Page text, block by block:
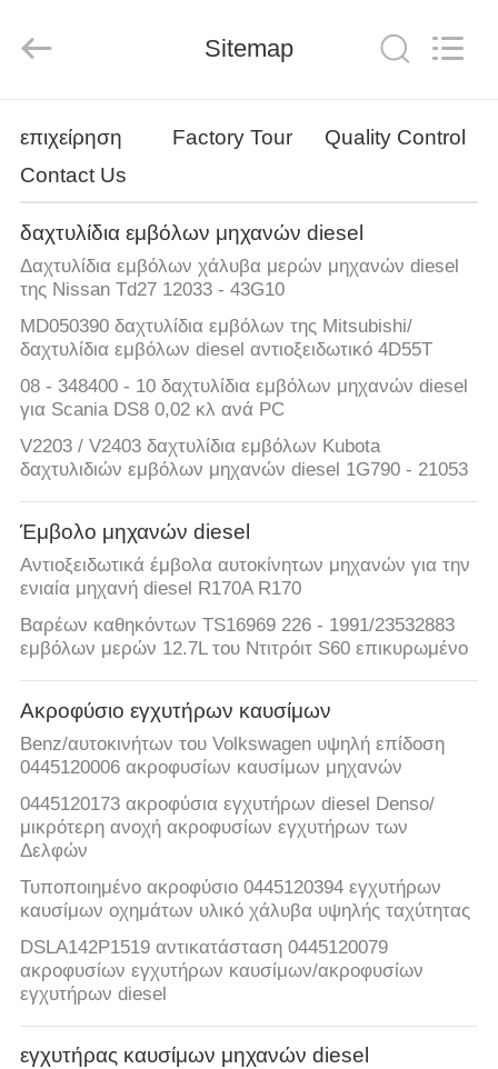
ΣΕΛΊΔΑ
ΠΡΟΪΌΝΤΑ
ΣΧΕΤΙΚΆ
ΜΕ
ΕΜΆΣ
ΕΡΓΟΣΤΆΣΙΟ
ΠΕΡΙΉΓΗΣΗ
ΠΟΙΟΤΙΚΌΣ
ΈΛΕΓΧΟΣ
ΕΠΙΚΟΙΝΩΝΉΣΤΕ
ΜΑΖΊ
ΜΑΣ
ΖΗΤΉΣΤΕ
ΈΝΑ
ΑΠΌΣΠΑΣΜΑ
SITEMAP
PRIVACY
POLICY
Management
Services
Sitemap
επιχείρηση Factory Tour
Quality Control
Contact Us
δαχτυλίδια εμβόλων μηχανών diesel
Δαχτυλίδια εμβόλων χάλυβα μερών μηχανών diesel
της Nissan Td27 12033 - 43G10
MD050390 δαχτυλίδια εμβόλων της Mitsubishi/
δαχτυλίδια εμβόλων diesel αντιοξειδωτικό 4D55T
08 - 348400 - 10 δαχτυλίδια εμβόλων μηχανών diesel
για Scania DS8 0,02 κλ ανά PC
V2203 / V2403 δαχτυλίδια εμβόλων Kubota
δαχτυλιδιών εμβόλων μηχανών diesel 1G790 - 21053
Έμβολο μηχανών diesel
Αντιοξειδωτικά έμβολα αυτοκίνητων μηχανών για την
ενιαία μηχανή diesel R170A R170
Βαρέων καθηκόντων TS16969 226 - 1991/23532883
εμβόλων μερών 12.7L του Ντιτρόιτ S60 επικυρωμένο
Ακροφύσιο εγχυτήρων καυσίμων
Benz/αυτοκινήτων του Volkswagen υψηλή επίδοση
0445120006 ακροφυσίων καυσίμων μηχανών
0445120173 ακροφύσια εγχυτήρων diesel Denso/
μικρότερη ανοχή ακροφυσίων εγχυτήρων των
Δελφών
Τυποποιημένο ακροφύσιο 0445120394 εγχυτήρων
καυσίμων οχημάτων υλικό χάλυβα υψηλής ταχύτητας
DSLA142P1519 αντικατάσταση 0445120079
ακροφυσίων εγχυτήρων καυσίμων/ακροφυσίων
εγχυτήρων diesel
εγχυτήρας καυσίμων μηχανών diesel